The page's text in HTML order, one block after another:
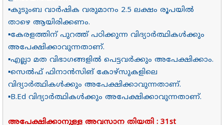
▪കുടുംബ വാർഷിക വരുമാനം 2.5 ലക്ഷം രൂപയിൽ
താഴെ ആയിരിക്കണം.
▪കേരളത്തിന് പുറത്ത് പഠിക്കുന്ന വിദ്യാർത്ഥികൾക്കും
അപേക്ഷിക്കാവുന്നതാണ്.
▪എല്ലാ മത വിഭാഗങ്ങളിൽ പെട്ടവർക്കും അപേക്ഷിക്കാം.
▪സെൽഫ് ഫിനാൻസിങ് കോഴ്സുകളിലെ
വിദ്യാർത്ഥികൾക്കും അപേക്ഷിക്കാവുന്നതാണ്.
▪B.Ed വിദ്യാർത്ഥികൾക്കും അപേക്ഷിക്കാവുന്നതാണ്.
അപേക്ഷിക്കാനുള്ള അവസാന തിയതി : 31st